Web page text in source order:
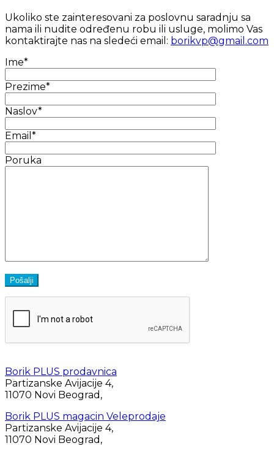
Ukoliko ste zainteresovani za poslovnu saradnju sa
nama ili nudite određenu robu ili usluge, molimo Vas
kontaktirajte nas na sledeći email: borikvp@gmail.com
Ime*
Prezime*
Naslov*
Email*
Poruka
Borik PLUS prodavnica
Partizanske Avijacije 4,
11070 Novi Beograd,
Borik PLUS magacin Veleprodaje
Partizanske Avijacije 4,
11070 Novi Beograd,